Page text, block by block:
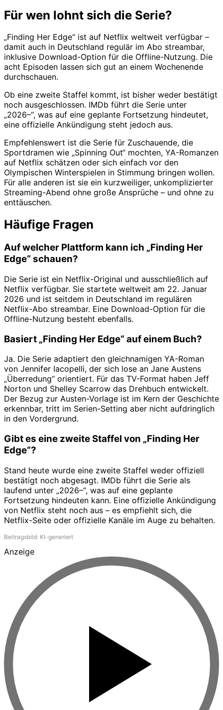
Für wen lohnt sich die Serie?
„Finding Her Edge“ ist auf Netflix weltweit verfügbar –
damit auch in Deutschland regulär im Abo streambar,
inklusive Download-Option für die Offline-Nutzung. Die
acht Episoden lassen sich gut an einem Wochenende
durchschauen.
Ob eine zweite Staffel kommt, ist bisher weder bestätigt
noch ausgeschlossen. IMDb führt die Serie unter
„2026–“, was auf eine geplante Fortsetzung hindeutet,
eine offizielle Ankündigung steht jedoch aus.
Empfehlenswert ist die Serie für Zuschauende, die
Sportdramen wie „Spinning Out“ mochten, YA-Romanzen
auf Netflix schätzen oder sich einfach vor den
Olympischen Winterspielen in Stimmung bringen wollen.
Für alle anderen ist sie ein kurzweiliger, unkomplizierter
Streaming-Abend ohne große Ansprüche – und ohne zu
enttäuschen.
Häufige Fragen
Auf welcher Plattform kann ich „Finding Her
Edge“ schauen?
Die Serie ist ein Netflix-Original und ausschließlich auf
Netflix verfügbar. Sie startete weltweit am 22. Januar
2026 und ist seitdem in Deutschland im regulären
Netflix-Abo streambar. Eine Download-Option für die
Offline-Nutzung besteht ebenfalls.
Basiert „Finding Her Edge“ auf einem Buch?
Ja. Die Serie adaptiert den gleichnamigen YA-Roman
von Jennifer Iacopelli, der sich lose an Jane Austens
„Überredung“ orientiert. Für das TV-Format haben Jeff
Norton und Shelley Scarrow das Drehbuch entwickelt.
Der Bezug zur Austen-Vorlage ist im Kern der Geschichte
erkennbar, tritt im Serien-Setting aber nicht aufdringlich
in den Vordergrund.
Gibt es eine zweite Staffel von „Finding Her
Edge“?
Stand heute wurde eine zweite Staffel weder offiziell
bestätigt noch abgesagt. IMDb führt die Serie als
laufend unter „2026–“, was auf eine geplante
Fortsetzung hindeuten kann. Eine offizielle Ankündigung
von Netflix steht noch aus – es empfiehlt sich, die
Netflix-Seite oder offizielle Kanäle im Auge zu behalten.
Beitragsbild: KI-generiert
Anzeige